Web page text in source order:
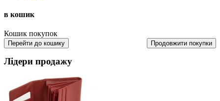
в кошик
Кошик покупок
Перейти до кошику Продовжити покупки
Лідери продажу